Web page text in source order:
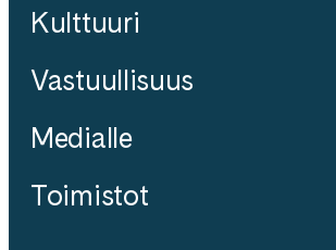
Kulttuuri
Vastuullisuus
Medialle
Toimistot